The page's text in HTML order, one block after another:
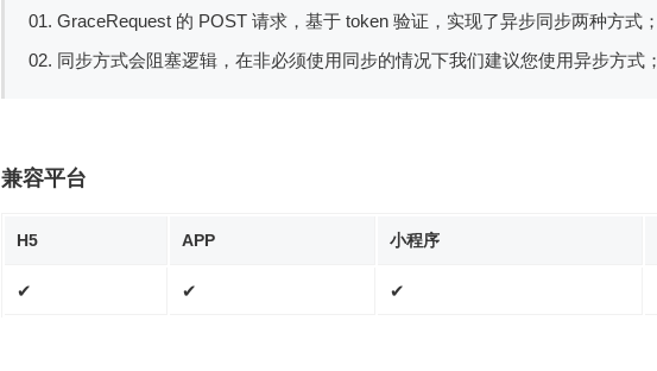
01. GraceRequest 的 POST 请求，基于 token 验证，实现了异步同步两种方式；
02. 同步方式会阻塞逻辑，在非必须使用同步的情况下我们建议您使用异步方式；
兼容平台
H5 APP 小程序
✔ ✔ ✔